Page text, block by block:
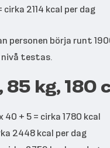
cirka 2114 kcal per dag
personen börja runt
testas.
85 kg, 180
40 + 5 = cirka 1780 kcal
2448 kcal per dag